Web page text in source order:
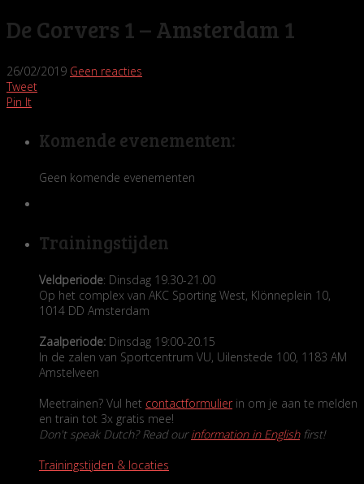
De Corvers 1 – Amsterdam 1
26/02/2019 Geen reacties
Tweet
Pin It
Komende evenementen:
Geen komende evenementen
Trainingstijden
Veldperiode: Dinsdag 19.30-21.00
Op het complex van AKC Sporting West, Klönneplein 10,
1014 DD Amsterdam
Zaalperiode: Dinsdag 19:00-20.15
In de zalen van Sportcentrum VU, Uilenstede 100, 1183 AM
Amstelveen
Meetrainen? Vul het contactformulierin om je aan te melden
en train tot 3x gratis mee!
Don't speak Dutch? Read ourinformation in Englishfirst!
Trainingstijden & locaties